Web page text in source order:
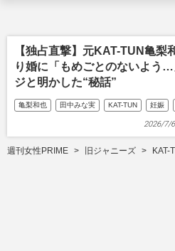
【独占直撃】元KAT-TUN亀梨
り婚に「もめごとのないよう
ジと明かした“秘話”
亀梨和也 田中みな実 KAT-TUN 妊娠
2026/7/6
週刊女性PRIME 旧ジャニーズ KAT-